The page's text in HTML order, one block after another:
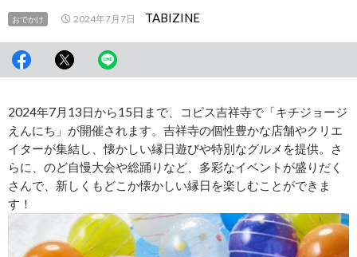
おでかけ 2024年7月7日 TABIZINE
2024年7月13日から15日まで、コピス吉祥寺で「キチジョージ
えんにち」が開催されます。吉祥寺の個性豊かな店舗やクリエ
イターが集結し、懐かしい縁日遊びや特別なグルメを提供。さ
らに、のど自慢大会や総踊りなど、多彩なイベントが盛りだく
さんで、新しくもどこか懐かしい縁日を楽しむことができま
す！